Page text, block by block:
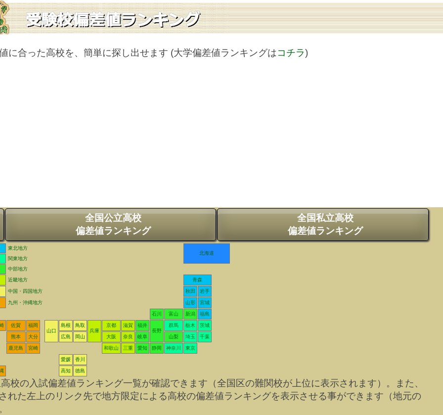
に合った高校を、簡単に探し出せます (大学偏差値ランキングはコチラ)
全国公立高校
偏差値ランキング
全国私立高校
偏差値ランキング
東北地方
北海道
関東地方
中部地方
近畿地方
青森
中国・四国地方 秋田 岩手
九州・沖縄地方 山形 宮城
石川 富山 新潟 福島
佐賀
福岡
山口
島根
鳥取
兵庫
京都 滋賀
福井
長野
群馬 栃木 茨城
熊本 大分 広島 岡山 大阪 奈良 岐阜 山梨 埼玉 千葉
鹿児島 宮崎 和歌山 三重 愛知 静岡 神奈川 東京
愛媛 香川
高知 徳島
の入試偏差値ランキング一覧が確認できます（全国区の難関校が上位に表示されます）。また、
れた左上のリンク先で地方限定による高校の偏差値ランキングを表示させる事ができます（地元の